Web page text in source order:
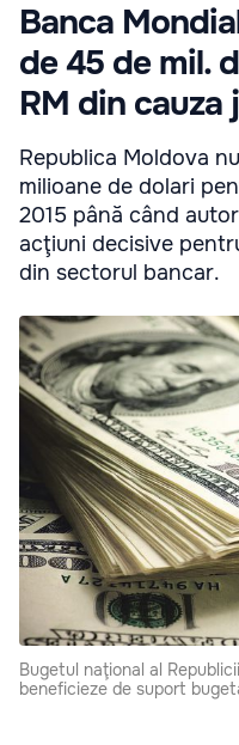
Banca
de 45 de mil.
RM din cauza
Republica Moldova
milioane de dolari
2015 până când
acţiuni decisive
din sectorul bancar.
Bugetul naţional al
beneficieze de suport